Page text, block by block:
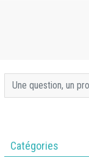
Catégories